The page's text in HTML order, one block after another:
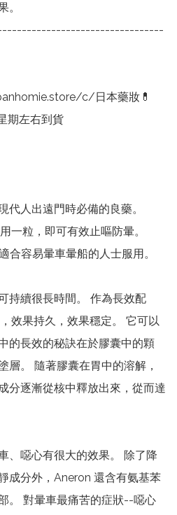
。
c/日本藥妝💊
期左右到貨
代人出遠門時必備的良藥。
一粒，即可有效止嘔防暈。
合容易暈車暈船的人士服用。
持續很長時間。 作為長效配
效果持久，效果穩定。 它可以
的長效的秘訣在於膠囊中的顆
層。 隨著膠囊在胃中的溶解，
分逐漸從核中釋放出來，從而達
、噁心有很大的效果。 除了降
成分外，Aneron 還含有氨基苯
。 對暈車最痛苦的症狀--噁心